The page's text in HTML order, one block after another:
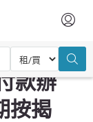
陷阱！
款辦
按揭